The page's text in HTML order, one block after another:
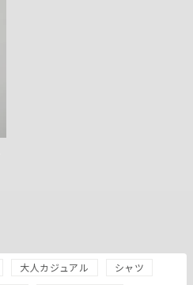
大人カジュアル
シャツ